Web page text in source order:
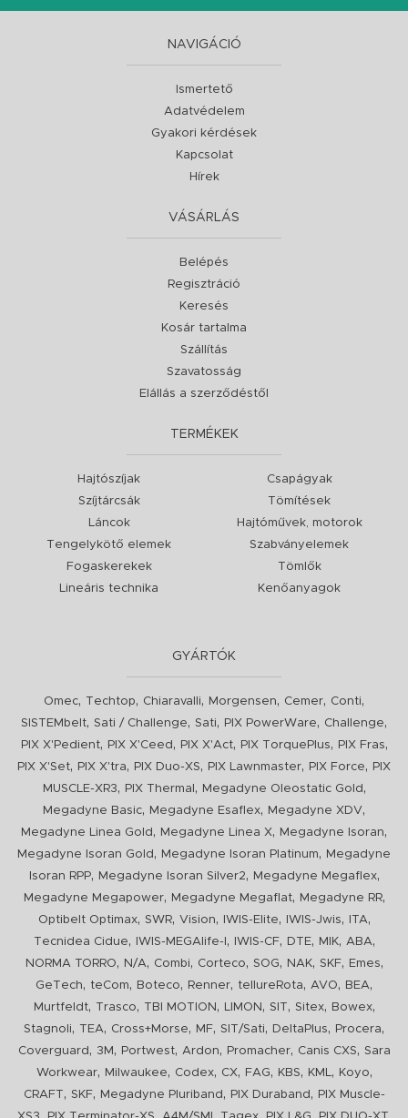
NAVIGÁCIÓ
Ismertető
Adatvédelem
Gyakori kérdések
Kapcsolat
Hírek
VÁSÁRLÁS
Belépés
Regisztráció
Keresés
Kosár tartalma
Szállítás
Szavatosság
Elállás a szerződéstől
TERMÉKEK
Hajtószíjak
Szíjtárcsák
Láncok
Tengelykötő elemek
Fogaskerekek
Lineáris technika
Csapágyak
Tömítések
Hajtóművek, motorok
Szabványelemek
Tömlők
Kenőanyagok
GYÁRTÓK
Omec, Techtop, Chiaravalli, Morgensen, Cemer, Conti,
SISTEMbelt, Sati / Challenge, Sati, PIX PowerWare, Challenge,
PIX X'Pedient, PIX X'Ceed , PIX X'Act, PIX TorquePlus, PIX Fras,
PIX X'Set, PIX X'tra, PIX Duo-XS, PIX Lawnmaster, PIX Force,
PIX
MUSCLE-XR3, PIX Thermal , Megadyne Oleostatic Gold ,
Megadyne Basic, Megadyne Esaflex, Megadyne XDV,
Megadyne Linea Gold , Megadyne Linea X, Megadyne Isoran,
Megadyne Isoran Gold , Megadyne Isoran Platinum,
Megadyne
Isoran RPP, Megadyne Isoran Silver2, Megadyne Megaflex,
Megadyne Megapower, Megadyne Megaflat, Megadyne RR,
Optibelt Optimax, SWR, Vision, IWIS-Elite, IWIS-Jwis, ITA,
Tecnidea Cidue, IWIS-MEGAlife-I , IWIS-CF, DTE, MIK, ABA,
NORMA TORRO, N/A, Combi, Corteco, SOG, NAK, SKF, Emes,
GeTech, teCom, Boteco, Renner, tellureRota, AVO, BEA,
Murtfeldt, Trasco, TBI MOTION , LIMON , SIT, Sitex, Bowex,
Stagnoli, TEA, Cross+Morse, MF, SIT/Sati, DeltaPlus, Procera,
Coverguard , 3M , Portwest, Ardon, Promacher, Canis CXS, Sara
Workwear, Milwaukee, Codex, CX, FAG, KBS, KML, Koyo,
CRAFT, SKF, Megadyne Pluriband , PIX Duraband ,
PIX Muscle-
,